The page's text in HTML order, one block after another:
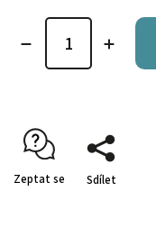
Zeptat se Sdílet